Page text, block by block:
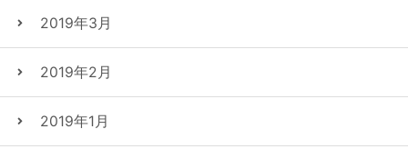
2019年3月
2019年2月
2019年1月